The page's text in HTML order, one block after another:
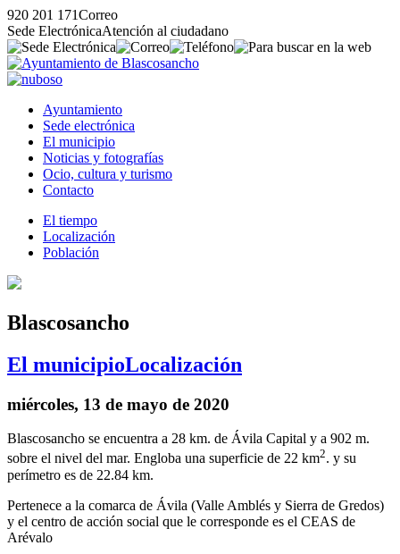
920 201 171Correo
Sede ElectrónicaAtención al ciudadano
Ayuntamiento
Sede electrónica
El municipio
Noticias y fotografías
Ocio, cultura y turismo
Contacto
El tiempo
Localización
Población
Blascosancho
El municipioLocalización
miércoles, 13 de mayo de 2020
Blascosancho se encuentra a 28 km. de Ávila Capital y a 902 m.
sobre el nivel del mar. Engloba una superficie de 22 km2. y su
perímetro es de 22.84 km.
Pertenece a la comarca de Ávila (Valle Amblés y Sierra de Gredos)
y el centro de acción social que le corresponde es el CEAS de
Arévalo